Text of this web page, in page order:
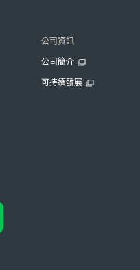
公司資訊
公司簡介
可持續發展